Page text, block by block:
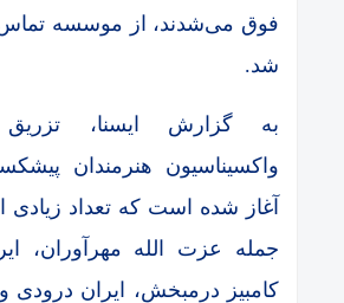
فوق می‌شدند، از موسسه تماس
شد.
به گزارش ایسنا،
واکسیناسیون هنرمندان
آغاز شده است که تعداد زیادی
جمله عزت الله مهرآوران،
کامبیز درمبخش، ایران درودی